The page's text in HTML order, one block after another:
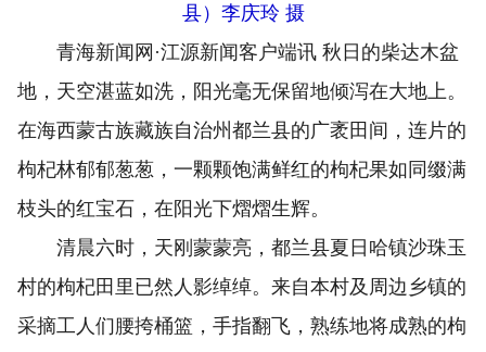
县）李庆玲 摄
青海新闻网·江源新闻客户端讯 秋日的柴达木盆
地，天空湛蓝如洗，阳光毫无保留地倾泻在大地上。
在海西蒙古族藏族自治州都兰县的广袤田间，连片的
枸杞林郁郁葱葱，一颗颗饱满鲜红的枸杞果如同缀满
枝头的红宝石，在阳光下熠熠生辉。
清晨六时，天刚蒙蒙亮，都兰县夏日哈镇沙珠玉
村的枸杞田里已然人影绰绰。来自本村及周边乡镇的
采摘工人们腰挎桶篮，手指翻飞，熟练地将成熟的枸